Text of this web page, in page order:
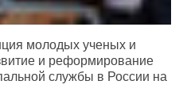
молодых ученых и
и реформирование
службы в России на